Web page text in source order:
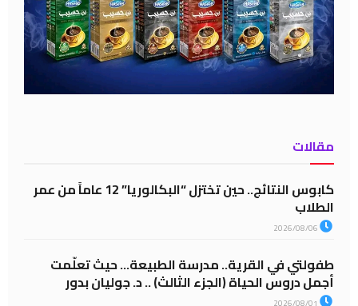
مقالات
كابوس النتائج.. حين تختزل “البكالوريا” 12 عاماً من عمر
الطلاب
طفولتي في القرية.. مدرسة الطبيعة… حيث تعلّمت
أجمل دروس الحياة (الجزء الثالث) .. د. جوليان بدور